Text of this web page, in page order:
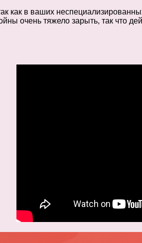
как в ваших
очень тяжело зарыть, так что